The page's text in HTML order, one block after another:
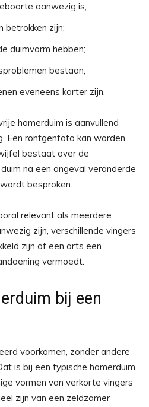
aanwezig is;
betrokken zijn;
duimvorm hebben;
bestaan;
eveneens korter zijn.
hamerduim is aanvullend
Een röntgenfoto kan worden
bestaat over de
na een ongeval veranderde
besproken.
relevant als meerdere
zijn, verschillende vingers
zijn of een arts een
vermoedt.
bij een
voorkomen, zonder andere
is bij een typische hamerduim
vormen van verkorte vingers
zijn van een zeldzamer